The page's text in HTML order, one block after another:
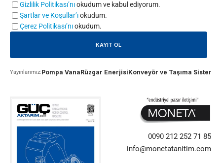
Gizlilik Politikası’nıokudum ve kabul ediyorum.
Şartlar ve Koşullar’ıokudum.
Çerez Politikası’nıokudum.
Yayınlarımız:Pompa VanaRüzgar EnerjisiKonveyör ve Taşıma
0090 212 252 71 85
info@monetatanitim.com